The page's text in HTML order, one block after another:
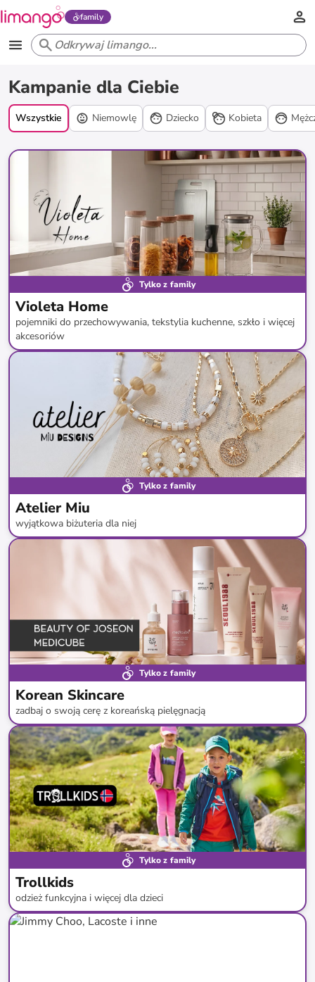
family
Kampanie
promocyjne
Kampanie dla Ciebie
Wszystkie Niemowlę Dziecko Kobieta
Tylko z family
Violeta Home
pojemniki do przechowywania, tekstylia kuchenne, szkło i więcej
akcesoriów
Super cena
Tylko z family
Atelier Miu
wyjątkowa biżuteria dla niej
Tylko z family
Korean Skincare
zadbaj o swoją cerę z koreańską pielęgnacją
do-49%* Darmowa dostawa
Tylko z family
Trollkids
odzież funkcyjna i więcej dla dzieci
do-49 %*